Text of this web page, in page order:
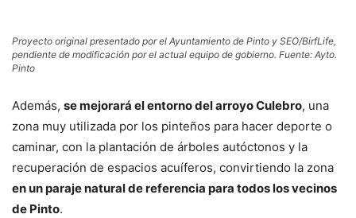
Proyecto original presentado por el Ayuntamiento de Pinto y SEO/BirfLife,
pendiente de modificación por el actual equipo de gobierno. Fuente: Ayto.
Pinto
Además, se mejorará el entorno del arroyo Culebro, una
zona muy utilizada por los pinteños para hacer deporte o
caminar, con la plantación de árboles autóctonos y la
recuperación de espacios acuíferos, convirtiendo la zona
en un paraje natural de referencia para todos los vecinos
de Pinto.